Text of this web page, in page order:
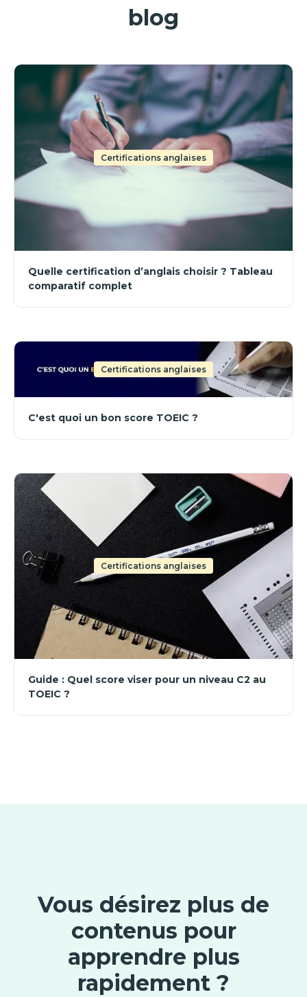
blog
Certifications anglaises
Quelle certification d’anglais choisir ? Tableau
comparatif complet
Certifications anglaises
C'est quoi un bon score TOEIC ?
Certifications anglaises
Guide : Quel score viser pour un niveau C2 au
TOEIC ?
Vous désirez plus de
contenus pour
apprendre plus
rapidement ?